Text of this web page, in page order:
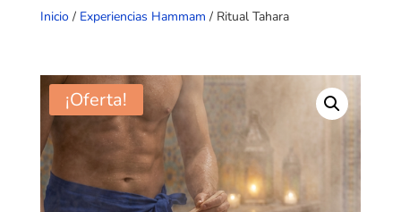
Inicio/ Experiencias Hammam / Ritual Tahara
¡Oferta!